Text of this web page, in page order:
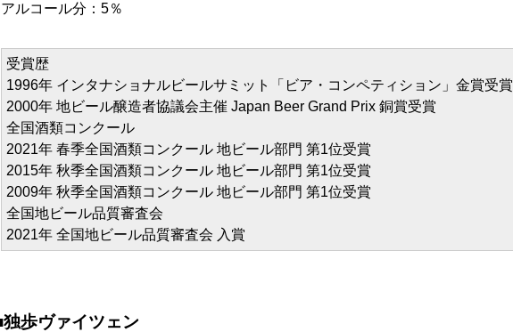
アルコール分：5％
受賞歴
1996年 インタナショナルビールサミット「ビア・コンペティション」金賞受賞
2000年 地ビール醸造者協議会主催 Japan Beer Grand Prix 銅賞受賞
全国酒類コンクール
2021年 春季全国酒類コンクール 地ビール部門 第1位受賞
2015年 秋季全国酒類コンクール 地ビール部門 第1位受賞
2009年 秋季全国酒類コンクール 地ビール部門 第1位受賞
全国地ビール品質審査会
2021年 全国地ビール品質審査会 入賞
独歩ヴァイツェン